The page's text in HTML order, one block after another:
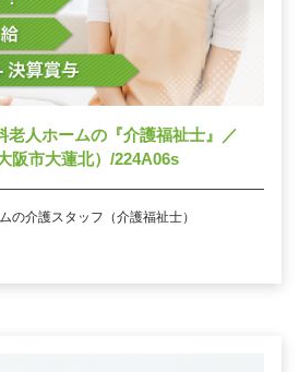
老人ホームの『介護福祉士』／
阪市大蓮北）/224A06s
の介護スタッフ（介護福祉士）